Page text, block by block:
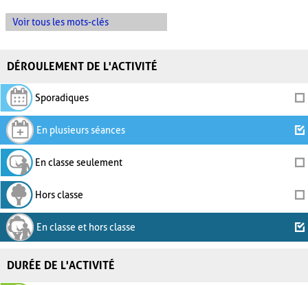
Voir tous les mots-clés
DÉROULEMENT DE L'ACTIVITÉ
Sporadiques
En plusieurs séances
En classe seulement
Hors classe
En classe et hors classe
DURÉE DE L'ACTIVITÉ